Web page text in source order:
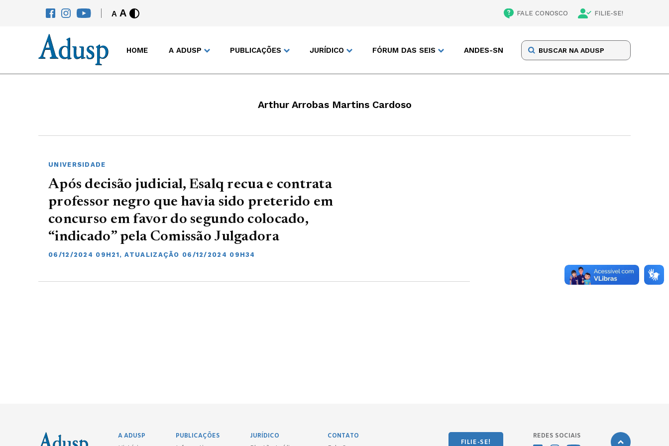
A A FALE CONOSCO FILIE-SE!
HOME A ADUSP PUBLICAÇÕES JURÍDICO FÓRUM DAS SEIS ANDES-SN
Arthur Arrobas Martins Cardoso
UNIVERSIDADE
Após decisão judicial, Esalq recua e contrata
professor negro que havia sido preterido em
concurso em favor do segundo colocado,
“indicado” pela Comissão Julgadora
06/12/2024 09H21, ATUALIZAÇÃO 06/12/2024 09H34
A ADUSP
PUBLICAÇÕES
JURÍDICO
CONTATO
FILIE-SE!
REDES SOCIAIS